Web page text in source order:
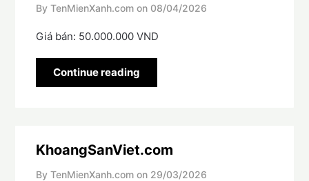
By TenMienXanh.com on 08/04/2026
Giá bán: 50.000.000 VND
Continue reading
KhoangSanViet.com
By TenMienXanh.com on 29/03/2026